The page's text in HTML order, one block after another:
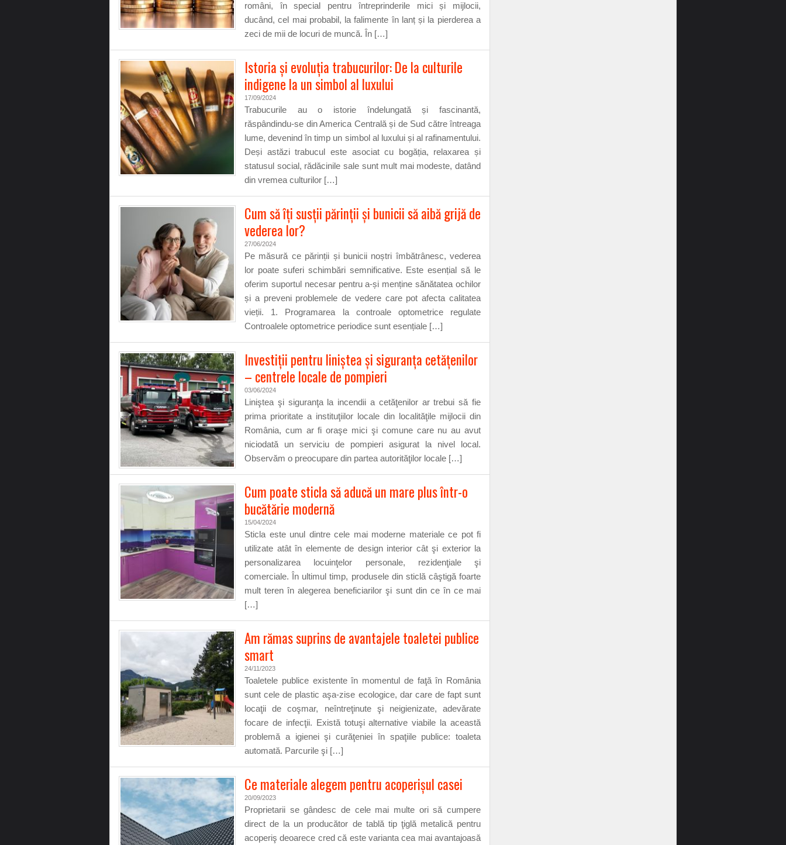
români, în special pentru întreprinderile mici și mijlocii,
ducând, cel mai probabil, la falimente în lanț și la pierderea a
zeci de mii de locuri de muncă. În […]
Istoria și evoluția trabucurilor: De la culturile
indigene la un simbol al luxului
17/09/2024
Trabucurile au o istorie îndelungată și fascinantă,
răspândindu-se din America Centrală și de Sud către întreaga
lume, devenind în timp un simbol al luxului și al rafinamentului.
Deși astăzi trabucul este asociat cu bogăția, relaxarea și
statusul social, rădăcinile sale sunt mult mai modeste, datând
din vremea culturilor […]
Cum să îți susții părinții și bunicii să aibă grijă de
vederea lor?
27/06/2024
Pe măsură ce părinții și bunicii noștri îmbătrânesc, vederea
lor poate suferi schimbări semnificative. Este esențial să le
oferim suportul necesar pentru a-și menține sănătatea ochilor
și a preveni problemele de vedere care pot afecta calitatea
vieții. 1. Programarea la controale optometrice regulate
Controalele optometrice periodice sunt esențiale […]
Investiţii pentru liniştea şi siguranţa cetăţenilor
– centrele locale de pompieri
03/06/2024
Liniştea şi siguranţa la incendii a cetăţenilor ar trebui să fie
prima prioritate a instituţiilor locale din localităţile mijlocii din
România, cum ar fi oraşe mici şi comune care nu au avut
niciodată un serviciu de pompieri asigurat la nivel local.
Observăm o preocupare din partea autorităţilor locale […]
Cum poate sticla să aducă un mare plus într-o
bucătărie modernă
15/04/2024
Sticla este unul dintre cele mai moderne materiale ce pot fi
utilizate atât în elemente de design interior cât şi exterior la
personalizarea locuinţelor personale, rezidenţiale şi
comerciale. În ultimul timp, produsele din sticlă câştigă foarte
mult teren în alegerea beneficiarilor şi sunt din ce în ce mai
[…]
Am rămas suprins de avantajele toaletei publice
smart
24/11/2023
Toaletele publice existente în momentul de faţă în România
sunt cele de plastic aşa-zise ecologice, dar care de fapt sunt
locaţii de coşmar, neîntreţinute şi neigienizate, adevărate
focare de infecţii. Există totuşi alternative viabile la această
problemă a igienei şi curăţeniei în spaţiile publice: toaleta
automată. Parcurile şi […]
Ce materiale alegem pentru acoperişul casei
20/09/2023
Proprietarii se gândesc de cele mai multe ori să cumpere
direct de la un producător de tablă tip ţiglă metalică pentru
acoperiş deoarece cred că este varianta cea mai avantajoasă